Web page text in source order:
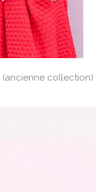
(ancienne collection)